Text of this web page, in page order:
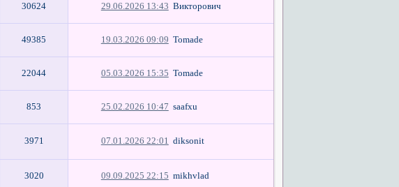
30624 29.06.2026 13:43 Викторович
49385 19.03.2026 09:09 Tomade
22044 05.03.2026 15:35 Tomade
853 25.02.2026 10:47 saafxu
3971 07.01.2026 22:01 diksonit
3020 09.09.2025 22:15 mikhvlad